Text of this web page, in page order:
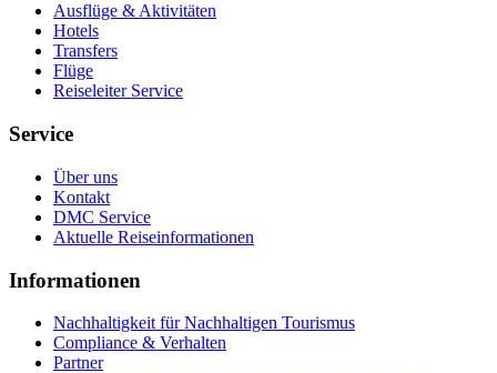
Ausflüge & Aktivitäten
Hotels
Transfers
Flüge
Reiseleiter Service
Service
Über uns
Kontakt
DMC Service
Aktuelle Reiseinformationen
Informationen
Nachhaltigkeit für Nachhaltigen Tourismus
Compliance & Verhalten
Partner